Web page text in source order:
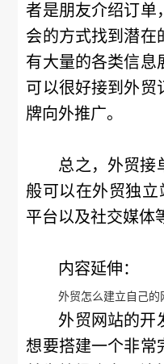
者是朋友介绍订单
会的方式找到潜在
有大量的各类信息
可以很好接到外贸
牌向外推广。
总之，外贸接
般可以在外贸独
平台以及社交媒体
内容延伸：
外贸怎么建立自己的
外贸网站的开
想要搭建一个非常